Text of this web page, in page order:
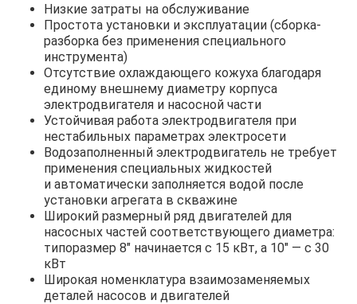
Низкие затраты на обслуживание
Простота установки и эксплуатации (сборка-
разборка без применения специального
инструмента)
Отсутствие охлаждающего кожуха благодаря
единому внешнему диаметру корпуса
электродвигателя и насосной части
Устойчивая работа электродвигателя при
нестабильных параметрах электросети
Водозаполненный электродвигатель не требует
применения специальных жидкостей
и автоматически заполняется водой после
установки агрегата в скважине
Широкий размерный ряд двигателей для
насосных частей соответствующего диаметра:
типоразмер 8″ начинается с 15 кВт, а 10″ — с 30
кВт
Широкая номенклатура взаимозаменяемых
деталей насосов и двигателей